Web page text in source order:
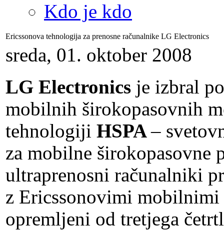
Kdo je kdo
Ericssonova tehnologija za prenosne računalnike LG Electronics
sreda, 01. oktober 2008
LG Electronics je izbral
mobilnih širokopasovnih
tehnologiji HSPA–
za mobilne širokopasovne
ultraprenosni računalniki
z Ericssonovimi
opremljeni od tretjega